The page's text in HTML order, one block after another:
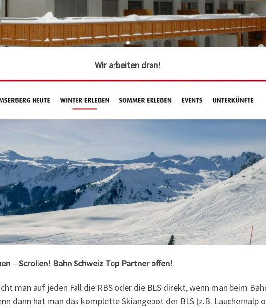
Wir arbeiten dran!
– Scrollen! Bahn Schweiz Top Partner offen!
man auf jeden Fall die RBS oder die BLS direkt, wenn man beim
dann hat man das komplette Skiangebot der BLS (z.B. Lauchernalp